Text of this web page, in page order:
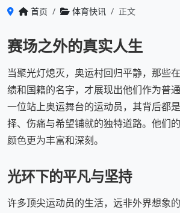
首页 体育快讯 正文
赛场之外的真实人生
当聚光灯熄灭，奥运村回归平静，那些
绩和国籍的名字，才展现出他们作为普
一位站上奥运舞台的运动员，其背后都
择、伤痛与希望铺就的独特道路。他们
颜色更为丰富和深刻。
光环下的平凡与坚持
许多顶尖运动员的生活，远非外界想象